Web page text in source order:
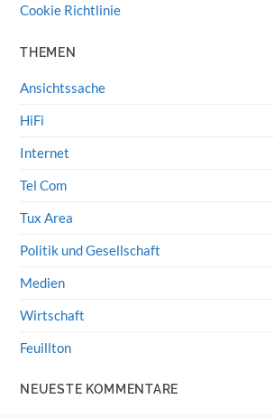
Cookie Richtlinie
THEMEN
Ansichtssache
HiFi
Internet
Tel Com
Tux Area
Politik und Gesellschaft
Medien
Wirtschaft
Feuillton
NEUESTE KOMMENTARE